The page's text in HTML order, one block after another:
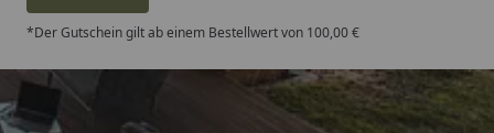
*Der Gutschein gilt ab einem Bestellwert von 100,00 €